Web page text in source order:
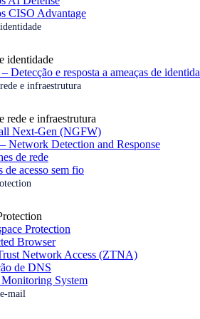
CISO Advantage
identidade
Detecção e resposta a ameaças de
e infraestrutura
rede e infraestrutura
Next-Gen (NGFW)
Network Detection and Response
de rede
de acesso sem fio
Protection
Browser
Network Access (ZTNA)
de DNS
System
mail